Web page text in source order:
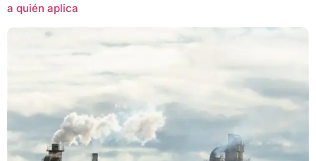
a quién aplica